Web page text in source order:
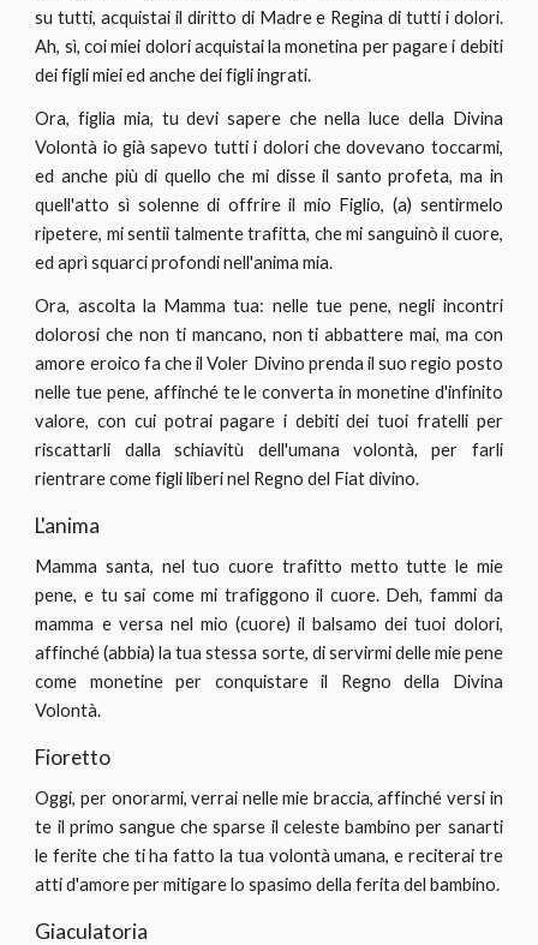
su tutti, acquistai il diritto di Madre e Regina di tutti i dolori.
Ah, sì, coi miei dolori acquistai la monetina per pagare i debiti
dei figli miei ed anche dei figli ingrati.
Ora, figlia mia, tu devi sapere che nella luce della Divina
Volontà io già sapevo tutti i dolori che dovevano toccarmi,
ed anche più di quello che mi disse il santo profeta, ma in
quell'atto sì solenne di offrire il mio Figlio, (a) sentirmelo
ripetere, mi sentii talmente trafitta, che mi sanguinò il cuore,
ed aprì squarci profondi nell'anima mia.
Ora, ascolta la Mamma tua: nelle tue pene, negli incontri
dolorosi che non ti mancano, non ti abbattere mai, ma con
amore eroico fa che il Voler Divino prenda il suo regio posto
nelle tue pene, affinché te le converta in monetine d'infinito
valore, con cui potrai pagare i debiti dei tuoi fratelli per
riscattarli dalla schiavitù dell'umana volontà, per farli
rientrare come figli liberi nel Regno del Fiat divino.
L'anima
Mamma santa, nel tuo cuore trafitto metto tutte le mie
pene, e tu sai come mi trafiggono il cuore. Deh, fammi da
mamma e versa nel mio (cuore) il balsamo dei tuoi dolori,
affinché (abbia) la tua stessa sorte, di servirmi delle mie pene
come monetine per conquistare il Regno della Divina
Volontà.
Fioretto
Oggi, per onorarmi, verrai nelle mie braccia, affinché versi in
te il primo sangue che sparse il celeste bambino per sanarti
le ferite che ti ha fatto la tua volontà umana, e reciterai tre
atti d'amore per mitigare lo spasimo della ferita del bambino.
Giaculatoria